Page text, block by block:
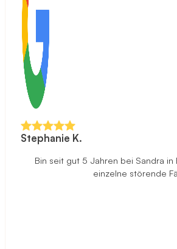
Stephanie K.
Bin seit gut 5 Jahren bei Sandra
einzelne störende